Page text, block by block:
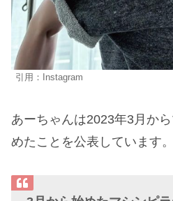
引用：Instagram
あーちゃんは2023年3月か
めたことを公表しています。